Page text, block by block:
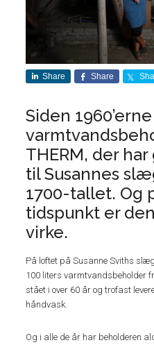
Share Share
Siden
THERM, der
til Susannes
1700-tallet. Og
tidspunkt er
virke.
På loftet på Susanne Sviths
100 liters varmtvandsbeholder
stået i over 60 år og trofast
håndvask.
Og i alle de år har beholderen